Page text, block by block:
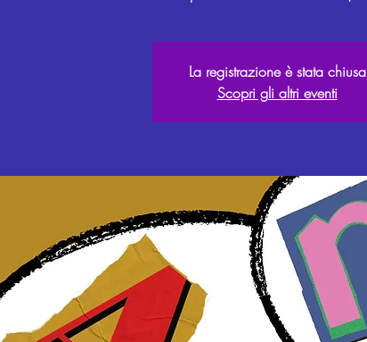
La registrazione è stata chiusa
Scopri gli altri eventi